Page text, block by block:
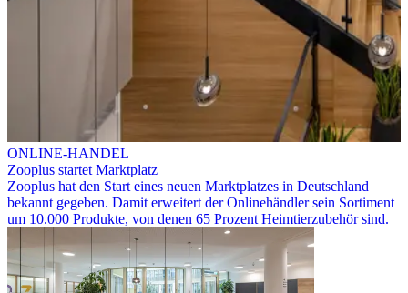
ONLINE-HANDEL
Zooplus startet Marktplatz
Zooplus hat den Start eines neuen Marktplatzes in Deutschland
bekannt gegeben. Damit erweitert der Onlinehändler sein Sortiment
um 10.000 Produkte, von denen 65 Prozent Heimtierzubehör sind.